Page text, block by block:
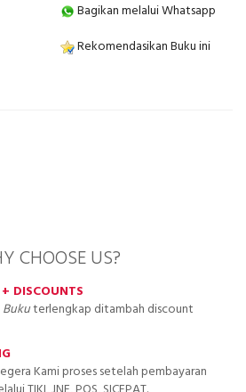
Bagikan melalui Whatsapp
Rekomendasikan Buku ini
CHOOSE US?
DISCOUNTS
Bukuterlengkap ditambah discount
Kami proses setelah pembayaran